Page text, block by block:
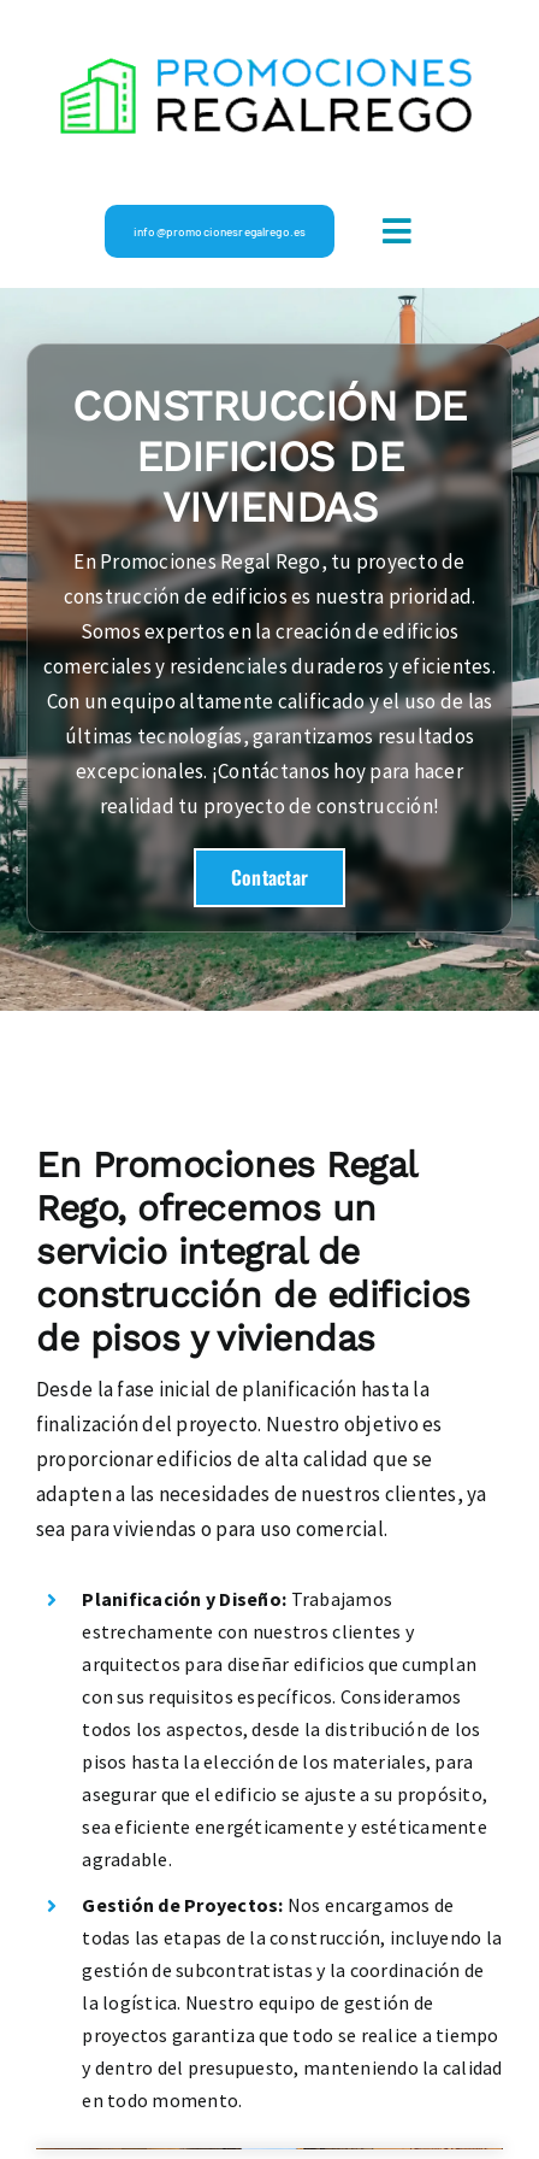
content
info@promocionesregalrego.es
Toggle
Navigation
INICIO
NOSOTROS
BLOG
CONTACTO
CONSTRUCCIÓN DE
EDIFICIOS DE
VIVIENDAS
En Promociones Regal Rego, tu proyecto de
construcción de edificios es nuestra prioridad.
Somos expertos en la creación de edificios
comerciales y residenciales duraderos y eficientes.
Con un equipo altamente calificado y el uso de las
últimas tecnologías, garantizamos resultados
excepcionales. ¡Contáctanos hoy para hacer
realidad tu proyecto de construcción!
Contactar
En Promociones Regal
Rego, ofrecemos un
servicio integral de
construcción de edificios
de pisos y viviendas
Desde la fase inicial de planificación hasta la
finalización del proyecto. Nuestro objetivo es
proporcionar edificios de alta calidad que se
adapten a las necesidades de nuestros clientes, ya
sea para viviendas o para uso comercial.
Planificación y Diseño: Trabajamos
estrechamente con nuestros clientes y
arquitectos para diseñar edificios que cumplan
con sus requisitos específicos. Consideramos
todos los aspectos, desde la distribución de los
pisos hasta la elección de los materiales, para
asegurar que el edificio se ajuste a su propósito,
sea eficiente energéticamente y estéticamente
agradable.
Gestión de Proyectos: Nos encargamos de
todas las etapas de la construcción, incluyendo la
gestión de subcontratistas y la coordinación de
la logística. Nuestro equipo de gestión de
proyectos garantiza que todo se realice a tiempo
y dentro del presupuesto, manteniendo la calidad
en todo momento.